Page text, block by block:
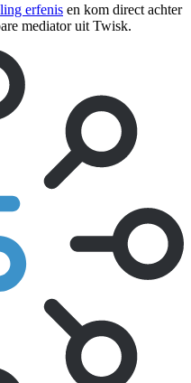
erfenis en kom direct achter
mediator uit Twisk.